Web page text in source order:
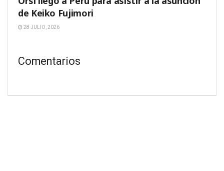
de Keiko Fujimori
28 JULIO, 2026
Comentarios